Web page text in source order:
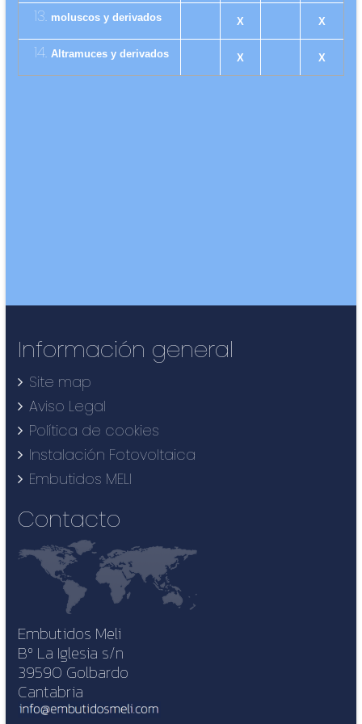
moluscos y derivados X X
Altramuces y derivados X X
Información general
Site map
Aviso Legal
Política de cookies
Instalación Fotovoltaica
Embutidos MELI
Contacto
Embutidos Meli
Bº La Iglesia s/n
39590 Golbardo
Cantabria